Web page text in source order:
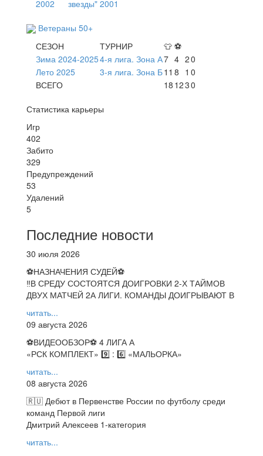
2002 звезды" 2001
Ветераны 50+
СЕЗОН
ТУРНИР 👕 ⚽
Зима 2024-20254-я лига. Зона А7 4 20
Лето 2025
3-я лига. Зона Б11 8 1 0
ВСЕГО
18 1230
Статистика карьеры
Игр
402
Забито
329
Предупреждений
53
Удалений
5
Последние новости
30 июля 2026
⚽НАЗНАЧЕНИЯ СУДЕЙ⚽
‼В СРЕДУ СОСТОЯТСЯ ДОИГРОВКИ 2-Х ТАЙМОВ
ДВУХ МАТЧЕЙ 2А ЛИГИ. КОМАНДЫ ДОИГРЫВАЮТ В
читать...
09 августа 2026
⚽️ВИДЕООБЗОР⚽️ 4 ЛИГА А
«РСК КОМПЛЕКТ» 9️⃣ : 6️⃣ «МАЛЬОРКА»
читать...
08 августа 2026
🇷🇺 Дебют в Первенстве России по футболу среди
команд Первой лиги
Дмитрий Алексеев 1-категория
читать...